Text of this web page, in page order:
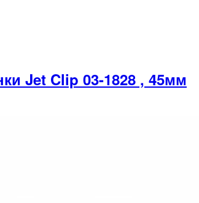
Jet Clip 03-1828 , 45мм